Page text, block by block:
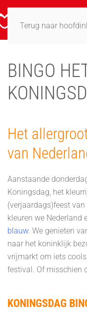
Terug naar
BINGO
Het
van
Aanstaande
Koningsdag, het
(verjaardags)feest
kleuren we Nederland
blauw. We genieten
naar het koninklijk
vrijmarkt om iets
festival. Of misschien
KONINGSDAG